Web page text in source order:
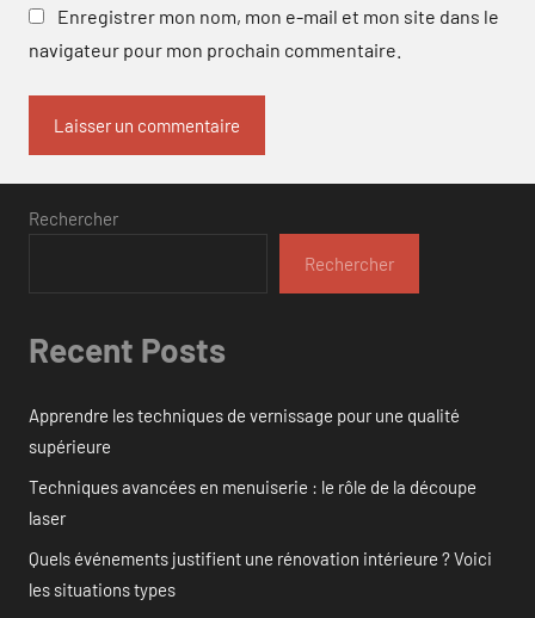
Enregistrer mon nom, mon e-mail et mon site dans le
navigateur pour mon prochain commentaire.
Rechercher
Rechercher
Recent Posts
Apprendre les techniques de vernissage pour une qualité
supérieure
Techniques avancées en menuiserie : le rôle de la découpe
laser
Quels événements justifient une rénovation intérieure ? Voici
les situations types